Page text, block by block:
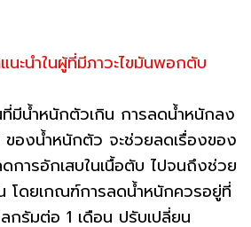
นะนำในผู้ที่มีภาวะไขมันพอกตับ
มีน้ำหนักตัวเกิน การลดน้ำหนักลง
องน้ำหนักตัว จะช่วยลดเรื่องของ
การอักเสบในเนื้อตับ ไปจนถึงช่วย
โดยเกณฑ์การลดน้ำหนักควรอยู่ที่
รัมต่อ 1 เดือน ปรับเปลี่ยน